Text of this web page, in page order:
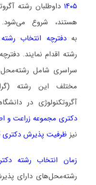
۱۴۰۵داوطلبان رشته
هستند، شروع می‌شود
بهدفترچه انتخاب رشته
رشته اقدام نمایند.
سراسری شامل
مختلف این رشته
آگروتکنولوژی در
دکتری مجموعه زراعت و
نیز ظرفیت پذیرش دکتری 1405 آگروتکنولوژی
زمان انتخاب رشته دکتری
رشته‌محل‌های دارای